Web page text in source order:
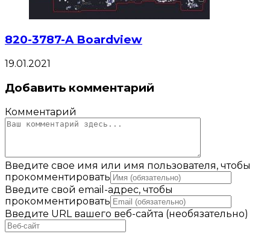
820-3787-A Boardview
19.01.2021
Добавить комментарий
Комментарий
Введите свое имя или имя пользователя, чтобы
прокомментировать
Введите свой email-адрес, чтобы
прокомментировать
Введите URL вашего веб-сайта (необязательно)